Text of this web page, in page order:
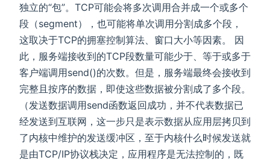
独立的“包”。TCP可能会将多次调用合并成一个或多个
段（segment），也可能将单次调用分割成多个段，
这取决于TCP的拥塞控制算法、窗口大小等因素。 因
此，服务端接收到的TCP段数量可能少于、等于或多于
客户端调用send()的次数。但是，服务端最终会接收到
完整且按序的数据，即使这些数据被分割成了多个段。
（发送数据调用send函数返回成功，并不代表数据已
经发送到互联网，这一步只是表示数据从应用层拷贝到
了内核中维护的发送缓冲区，至于内核什么时候发送就
是由TCP/IP协议栈决定，应用程序是无法控制的，既